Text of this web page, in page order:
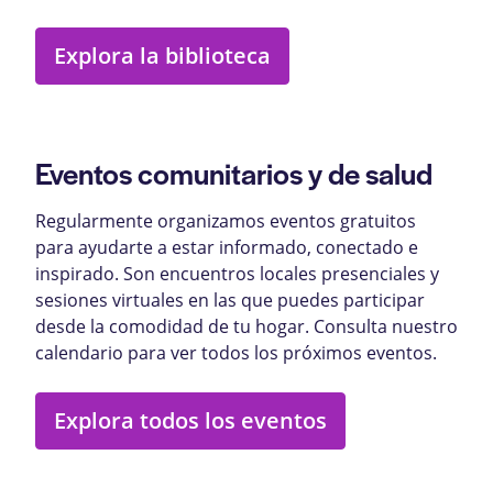
Explora la biblioteca
Eventos comunitarios y de salud
Regularmente organizamos eventos gratuitos
para ayudarte a estar informado, conectado e
inspirado. Son encuentros locales presenciales y
sesiones virtuales en las que puedes participar
desde la comodidad de tu hogar. Consulta nuestro
calendario para ver todos los próximos eventos.
Explora todos los eventos